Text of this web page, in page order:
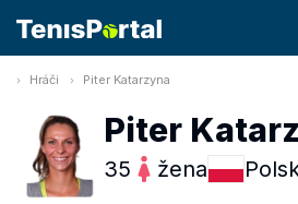
Hráči Piter Katarzyna
Piter
35 žena